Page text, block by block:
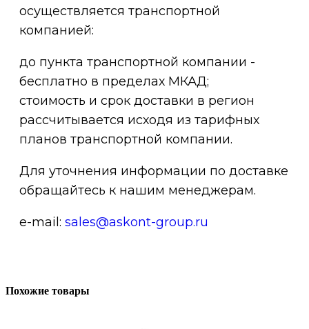
осуществляется транспортной
компанией:
до пункта транспортной компании -
бесплатно в пределах МКАД;
стоимость и срок доставки в регион
рассчитывается исходя из тарифных
планов транспортной компании.
Для уточнения информации по доставке
обращайтесь к нашим менеджерам.
e-mail: sales@askont-group.ru
Похожие товары